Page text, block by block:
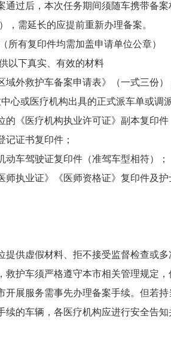
后，本次任务期间须随车携带备案
，需延长的应提前重新办理备案。
有复印件均需加盖申请单位公章）
下真实、有效的材料
外救护车备案申请表》（一式三份）
或医疗机构出具的正式派车单或调
《医疗机构执业许可证》副本复印件
证书复印件；
车驾驶证复印件（准驾车型相符）；
执业证》《医师资格证》复印件及护
虚假材料、拒不接受监督检查或多
车须严格遵守本市相关管理规定，
服务需事先办理备案手续。但若持
的车辆，各医疗机构应进行安全告知